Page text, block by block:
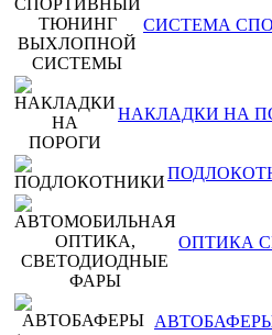
СИСТЕМА
НАКЛАДКИ НА
ОПТИКА